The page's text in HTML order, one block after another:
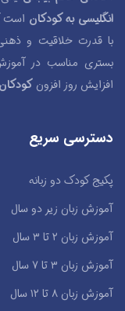
انگلیسی به کودکان است
با قدرت خلاقیت و
بستری مناسب در
افزایش روز افزون
دسترسی سریع
پکیج کودک دو زبانه
آموزش زبان زیر دو سال
آموزش زبان ۲ تا ۳ سال
آموزش زبان ۳ تا ۷ سال
آموزش زبان ۸ تا ۱۲ سال